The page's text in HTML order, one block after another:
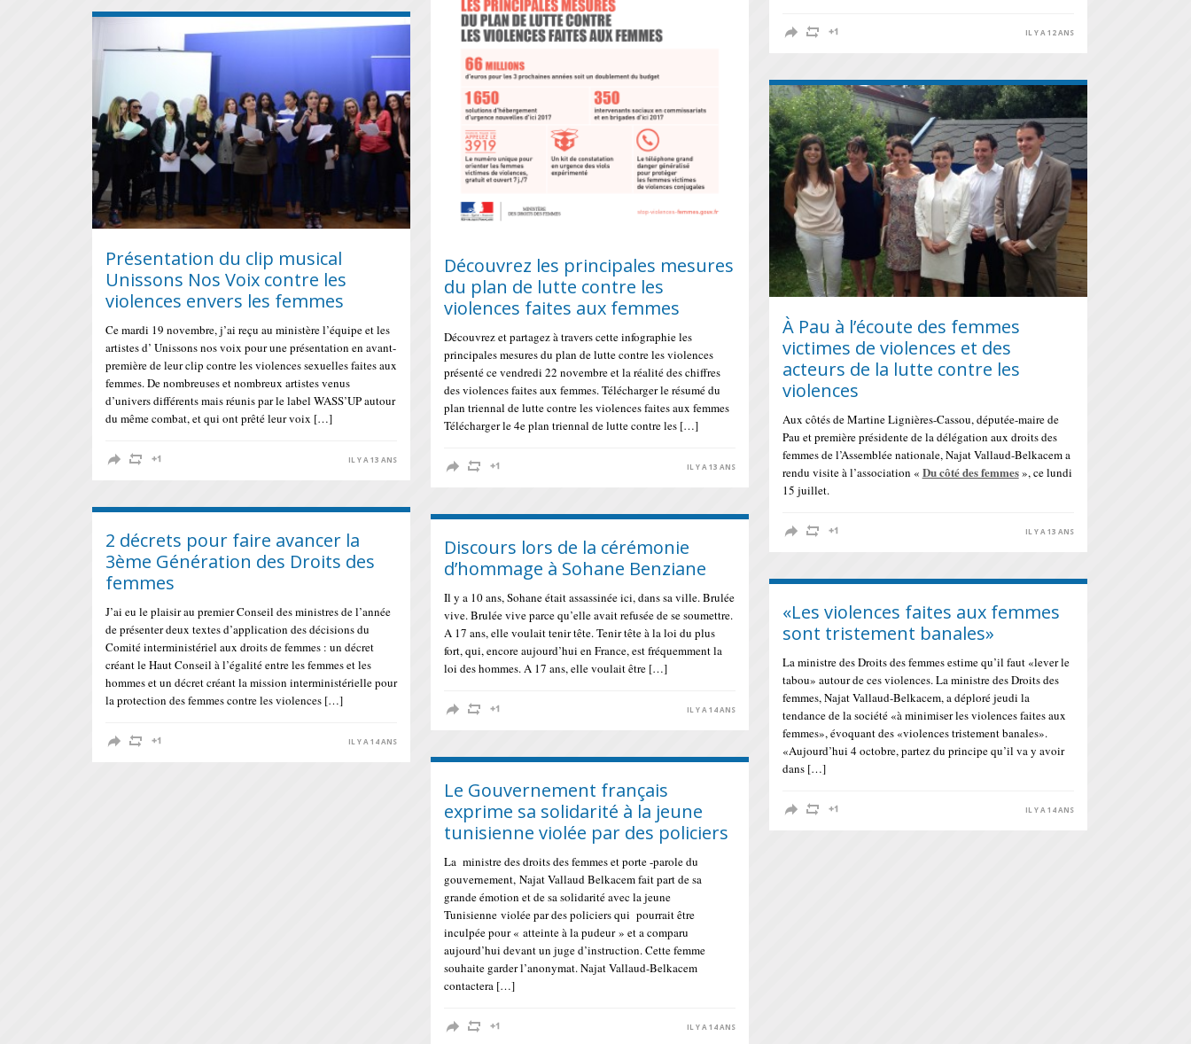
IL Y A 12 ANS
Découvrez les principales mesures
du plan de lutte contre les
violences faites aux femmes
Découvrez et partagez à travers cette infographie les
principales mesures du plan de lutte contre les violences
présenté ce vendredi 22 novembre et la réalité des chiffres
des violences faites aux femmes. Télécharger le résumé du
plan triennal de lutte contre les violences faites aux femmes
Télécharger le 4e plan triennal de lutte contre les […]
IL Y A 13 ANS
Présentation du clip musical
Unissons Nos Voix contre les
violences envers les femmes
Ce mardi 19 novembre, j’ai reçu au ministère l’équipe et les
artistes d’ Unissons nos voix pour une présentation en avant-
première de leur clip contre les violences sexuelles faites aux
femmes. De nombreuses et nombreux artistes venus
d’univers différents mais réunis par le label WASS’UP autour
du même combat, et qui ont prêté leur voix […]
IL Y A 13 ANS
À Pau à l’écoute des femmes
victimes de violences et des
acteurs de la lutte contre les
violences
Aux côtés de Martine Lignières-Cassou, députée-maire de
Pau et première présidente de la délégation aux droits des
femmes de l’Assemblée nationale, Najat Vallaud-Belkacem a
rendu visite à l’association « Du côté des femmes», ce lundi
15 juillet.
IL Y A 13 ANS
2 décrets pour faire avancer la
3ème Génération des Droits des
femmes
J’ai eu le plaisir au premier Conseil des ministres de l’année
de présenter deux textes d’application des décisions du
Comité interministériel aux droits de femmes : un décret
créant le Haut Conseil à l’égalité entre les femmes et les
hommes et un décret créant la mission interministérielle pour
la protection des femmes contre les violences […]
IL Y A 14 ANS
Discours lors de la cérémonie
d’hommage à Sohane Benziane
Il y a 10 ans, Sohane était assassinée ici, dans sa ville. Brulée
vive. Brulée vive parce qu’elle avait refusée de se soumettre.
A 17 ans, elle voulait tenir tête. Tenir tête à la loi du plus
fort, qui, encore aujourd’hui en France, est fréquemment la
loi des hommes. A 17 ans, elle voulait être […]
IL Y A 14 ANS
«Les violences faites aux femmes
sont tristement banales»
La ministre des Droits des femmes estime qu’il faut «lever le
tabou» autour de ces violences. La ministre des Droits des
femmes, Najat Vallaud-Belkacem, a déploré jeudi la
tendance de la société «à minimiser les violences faites aux
femmes», évoquant des «violences tristement banales».
«Aujourd’hui 4 octobre, partez du principe qu’il va y avoir
dans […]
IL Y A 14 ANS
Le Gouvernement français
exprime sa solidarité à la jeune
tunisienne violée par des policiers
La ministre des droits des femmes et porte -parole du
gouvernement, Najat Vallaud Belkacem fait part de sa
grande émotion et de sa solidarité avec la jeune
Tunisienne violée par des policiers qui pourrait être
inculpée pour « atteinte à la pudeur » et a comparu
aujourd’hui devant un juge d’instruction. Cette femme
souhaite garder l’anonymat. Najat Vallaud-Belkacem
contactera […]
IL Y A 14 ANS